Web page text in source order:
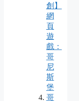
創】
網
頁
遊
戲：
哥
尼
斯
堡
哥